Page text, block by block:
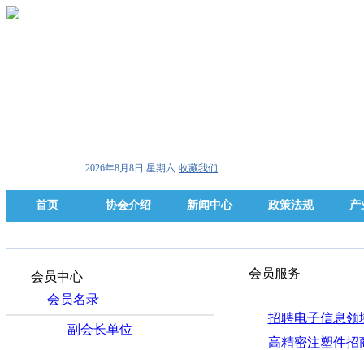
2026年8月8日 星期六 收藏我们
首页 协会介绍 新闻中心 政策法规 产
会员中心
会员名录
副会长单位
会员服务
招聘电子信息领
高精密注塑件招